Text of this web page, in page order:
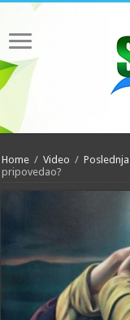
Home / Video /
pripovedao?